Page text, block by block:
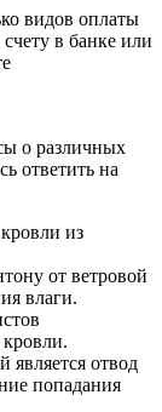
видов оплаты
в банке или
о различных
ответить на
из
от ветровой
влаги.
отвод
попадания